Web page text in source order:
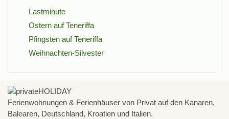
Lastminute
Ostern auf Teneriffa
Pfingsten auf Teneriffa
Weihnachten-Silvester
Ferienwohnungen & Ferienhäuser von Privat auf den Kanaren,
Balearen, Deutschland, Kroatien und Italien.